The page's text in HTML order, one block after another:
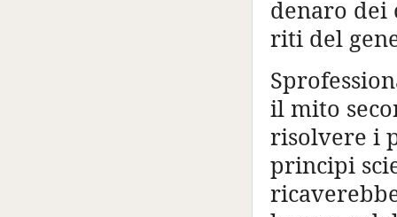
denaro dei
riti del
il mito
risolvere i
principi